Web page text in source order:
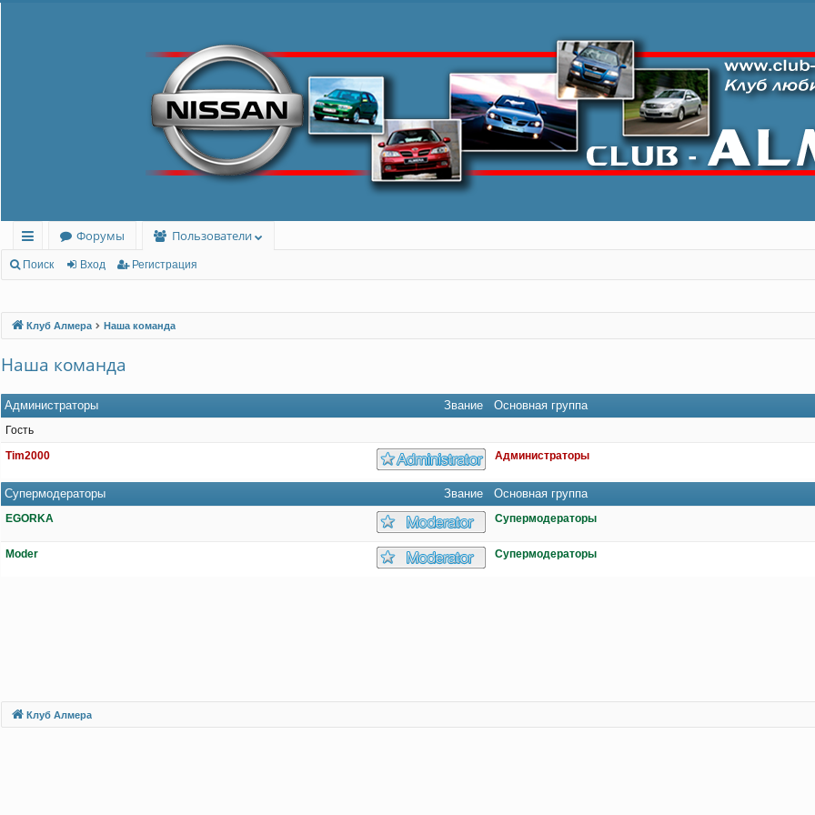
с
лк
Форумы
Пользователи
Поиск Вход Регистрация
Клуб Алмера Наша команда
Наша команда
Звание
Администраторы Основная группа
Гость
Tim2000
Администраторы
Звание
Супермодераторы Основная группа
EGORKA Супермодераторы
Moder Супермодераторы
Клуб Алмера